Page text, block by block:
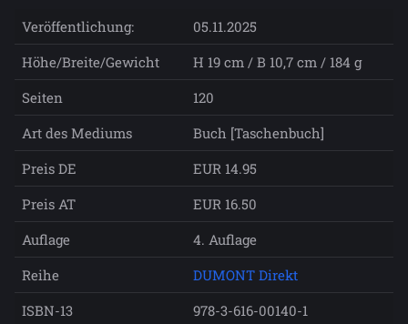
Veröffentlichung:
05.11.2025
Höhe/Breite/Gewicht
H 19 cm / B 10,7 cm / 184 g
Seiten
120
Art des Mediums
Buch [Taschenbuch]
Preis DE
EUR 14.95
Preis AT
EUR 16.50
Auflage
4. Auflage
Reihe
DUMONT Direkt
ISBN-13
978-3-616-00140-1